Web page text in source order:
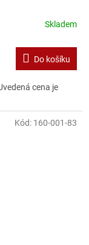
Skladem
Do košíku
cena je
Kód: 160-001-83